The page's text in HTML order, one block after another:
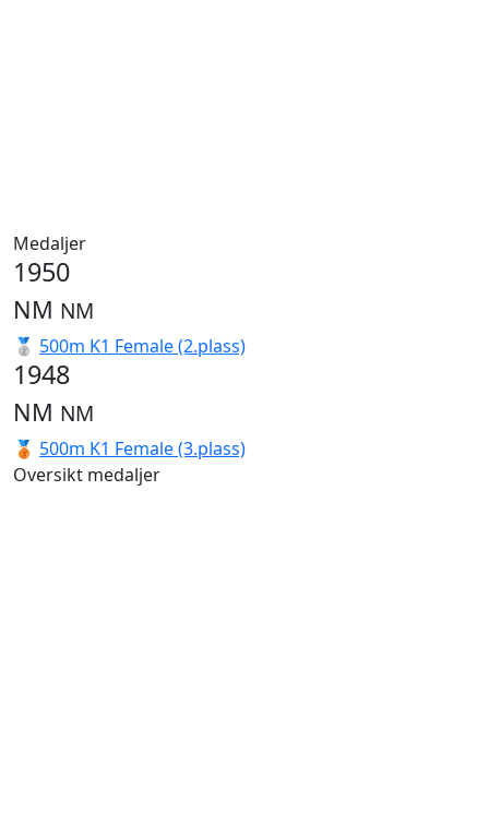
Medaljer
1950
NM NM
🥈 500m K1 Female (2.plass)
1948
NM NM
🥉 500m K1 Female (3.plass)
Oversikt medaljer